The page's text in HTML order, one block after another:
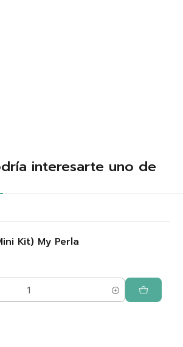
interesarte uno de
Kit) My Perla